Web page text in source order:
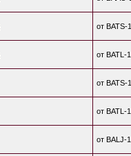
от BATS-
от BATL-
от BATS-
от BATL-
от BALJ-